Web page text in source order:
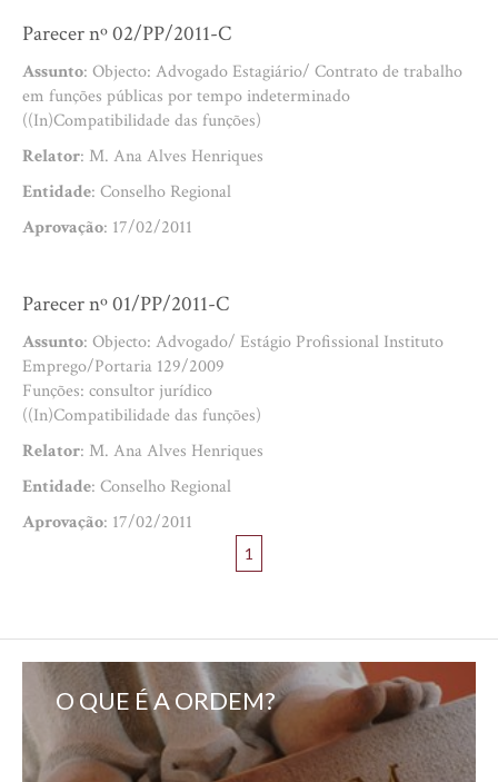
Parecer nº 02/PP/2011-C
Assunto: Objecto: Advogado Estagiário/ Contrato de trabalho
em funções públicas por tempo indeterminado
((In)Compatibilidade das funções)
Relator: M. Ana Alves Henriques
Entidade: Conselho Regional
Aprovação: 17/02/2011
Parecer nº 01/PP/2011-C
Assunto: Objecto: Advogado/ Estágio Profissional Instituto
Emprego/Portaria 129/2009
Funções: consultor jurídico
((In)Compatibilidade das funções)
Relator: M. Ana Alves Henriques
Entidade: Conselho Regional
Aprovação: 17/02/2011
1
O QUE É A ORDEM?